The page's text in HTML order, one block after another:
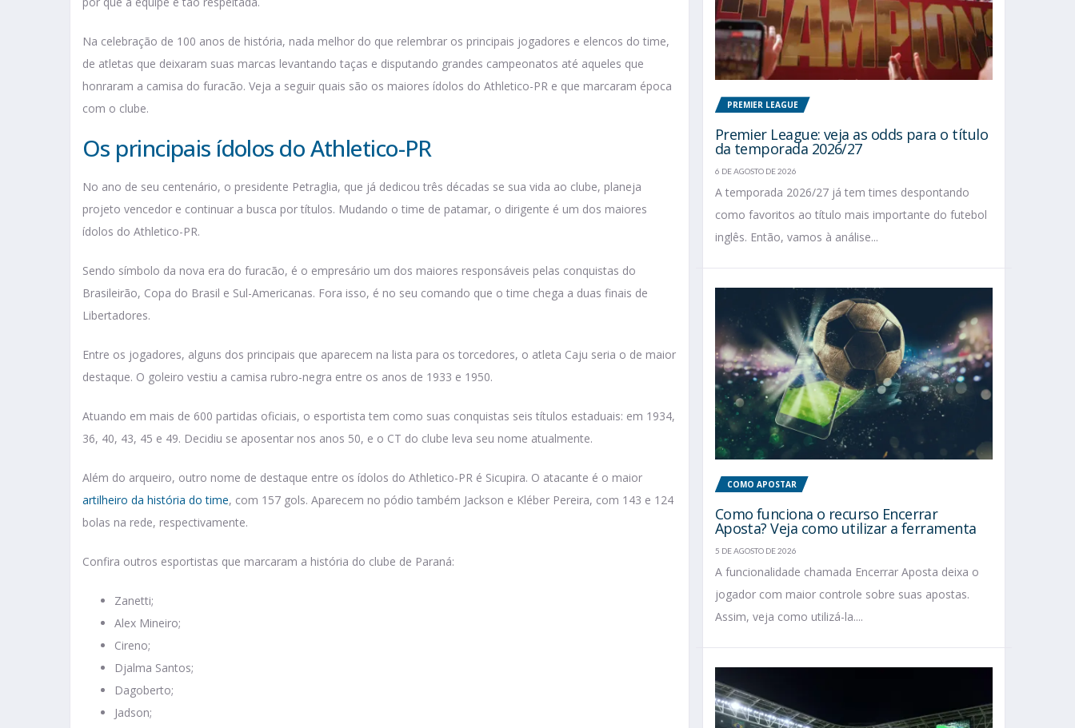
Na celebração de 100 anos de história, nada melhor do que relembrar os principais jogadores e elencos do time,
de atletas que deixaram suas marcas levantando taças e disputando grandes campeonatos até aqueles que
honraram a camisa do furacão. Veja a seguir quais são os maiores ídolos do Athletico-PR e que marcaram época
com o clube.
Os principais ídolos do Athletico-PR
No ano de seu centenário, o presidente Petraglia, que já dedicou três décadas se sua vida ao clube, planeja
projeto vencedor e continuar a busca por títulos. Mudando o time de patamar, o dirigente é um dos maiores
ídolos do Athletico-PR.
Sendo símbolo da nova era do furacão, é o empresário um dos maiores responsáveis pelas conquistas do
Brasileirão, Copa do Brasil e Sul-Americanas. Fora isso, é no seu comando que o time chega a duas finais de
Libertadores.
Entre os jogadores, alguns dos principais que aparecem na lista para os torcedores, o atleta Caju seria o de maior
destaque. O goleiro vestiu a camisa rubro-negra entre os anos de 1933 e 1950.
Atuando em mais de 600 partidas oficiais, o esportista tem como suas conquistas seis títulos estaduais: em 1934,
36, 40, 43, 45 e 49. Decidiu se aposentar nos anos 50, e o CT do clube leva seu nome atualmente.
Além do arqueiro, outro nome de destaque entre os ídolos do Athletico-PR é Sicupira. O atacante é o maior
artilheiro da história do time, com 157 gols. Aparecem no pódio também Jackson e Kléber Pereira, com 143 e 124
bolas na rede, respectivamente.
Confira outros esportistas que marcaram a história do clube de Paraná:
Zanetti;
Alex Mineiro;
Cireno;
Djalma Santos;
Dagoberto;
Jadson;
PREMIER LEAGUE
Premier League: veja as odds para o título
da temporada 2026/27
6 DE AGOSTO DE 2026
A temporada 2026/27 já tem times despontando
como favoritos ao título mais importante do futebol
inglês. Então, vamos à análise...
COMO APOSTAR
Como funciona o recurso Encerrar
Aposta? Veja como utilizar a ferramenta
5 DE AGOSTO DE 2026
A funcionalidade chamada Encerrar Aposta deixa o
jogador com maior controle sobre suas apostas.
Assim, veja como utilizá-la....